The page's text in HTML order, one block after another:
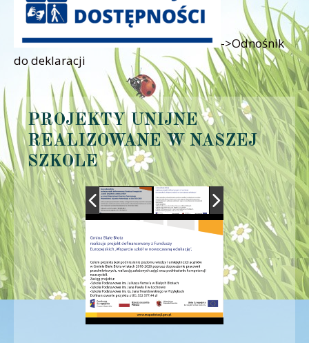
->Odnośnik
do deklaracji
PROJEKTY UNIJNE
REALIZOWANE W NASZEJ
SZKOLE